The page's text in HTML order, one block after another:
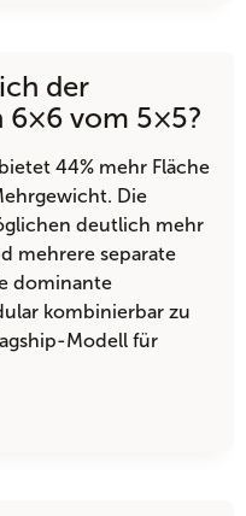
der
6×6 vom 5×5?
44% mehr Fläche
Die
deutlich mehr
mehrere separate
dominante
kombinierbar zu
Modell für